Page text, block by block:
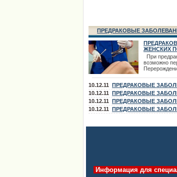
ПРЕДРАКОВЫЕ
ЖЕНСКИХ
При
возможно
изменений
увеличение
появление
10.12.11 ПРЕДРАКОВЫЕ
10.12.11 ПРЕДРАКОВЫЕ
10.12.11 ПРЕДРАКОВЫЕ
ПОЛОВЫХ ОРГАНОВ
10.12.11 ПРЕДРАКОВЫЕ
Информация для